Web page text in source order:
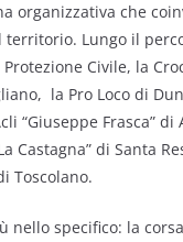
organizzativa che
territorio. Lungo il
Civile, la
la Pro Loco di
“Giuseppe Frasca” di
Castagna” di Santa
Toscolano.
nello specifico: la